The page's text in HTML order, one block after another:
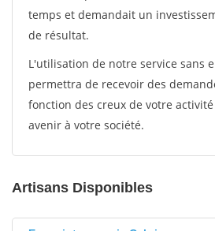
temps et demandait un
de résultat.
L'utilisation de notre service sans
permettra de recevoir des
fonction des creux de votre
avenir à votre société.
Artisans Disponibles